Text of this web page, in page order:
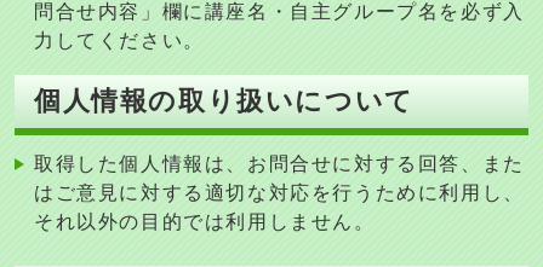
問合せ内容」欄に講座名・自主グループ名を必ず入
力してください。
個人情報の取り扱いについて
取得した個人情報は、お問合せに対する回答、また
はご意見に対する適切な対応を行うために利用し、
それ以外の目的では利用しません 。